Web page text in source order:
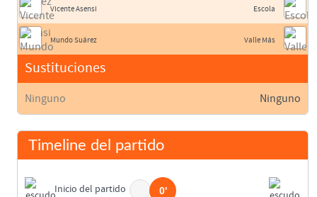
Vicente Asensi
Mundo Suárez
Sustituciones
Ninguno
Escola
Valle Más
Ninguno
Timeline del partido
Inicio del partido 0'